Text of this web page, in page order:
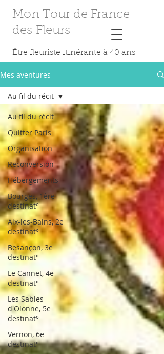
Mon Tour de France
des Fleurs
Être fleuriste itinérante à 40 ans
Mes aventures
Au fil du récit
Quitter Paris
Organisation
Reconversion
Hébergements
Bourges, 1ère
destinat°
Aix-les-Bains, 2e
destinat°
Besançon, 3e
destinat°
Le Cannet, 4e
destinat°
Les Sables
d'Olonne, 5e
destinat°
Vernon, 6e
destinat°
Au fil du récit